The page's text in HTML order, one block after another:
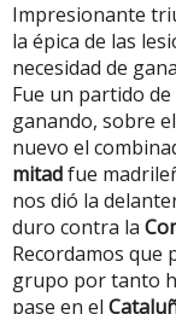
Impresionante
la épica de las
necesidad de
Fue un partido
ganando, sobre
nuevo el
mitadfue
nos dió la
duro contra la
Recordamos que
grupo por tanto
pase en el